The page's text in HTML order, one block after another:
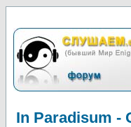
In Paradisum -